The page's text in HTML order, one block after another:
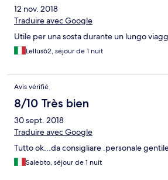
12 nov. 2018
Traduire avec Google
Utile per una sosta durante un lungo
Lellus62, séjour de 1 nuit
Avis vérifié
8/10 Très bien
30 sept. 2018
Traduire avec Google
Tutto ok...da consigliare .personale
Salebto, séjour de 1 nuit